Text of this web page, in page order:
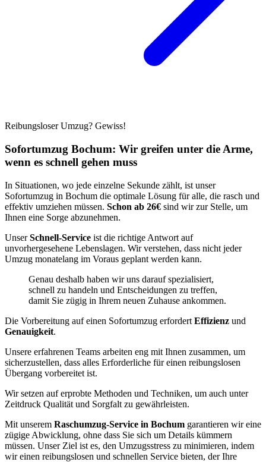
Reibungsloser Umzug? Gewiss!
Sofortumzug Bochum: Wir greifen unter die Arme,
wenn es schnell gehen muss
In Situationen, wo jede einzelne Sekunde zählt, ist unser
Sofortumzug in Bochum die optimale Lösung für alle, die rasch und
effektiv umziehen müssen. Schon ab 26€ sind wir zur Stelle, um
Ihnen eine Sorge abzunehmen.
UnserSchnell-Service ist die richtige Antwort auf
unvorhergesehene Lebenslagen. Wir verstehen, dass nicht jeder
Umzug monatelang im Voraus geplant werden kann.
Genau deshalb haben wir uns darauf spezialisiert,
schnell zu handeln und Entscheidungen zu treffen,
damit Sie zügig in Ihrem neuen Zuhause ankommen.
Die Vorbereitung auf einen Sofortumzug erfordert Effizienz und
Genauigkeit.
Unsere erfahrenen Teams arbeiten eng mit Ihnen zusammen, um
sicherzustellen, dass alles Erforderliche für einen reibungslosen
Übergang vorbereitet ist.
Wir setzen auf erprobte Methoden und Techniken, um auch unter
Zeitdruck Qualität und Sorgfalt zu gewährleisten.
Mit unserem Raschumzug-Service in Bochum garantieren wir eine
zügige Abwicklung, ohne dass Sie sich um Details kümmern
müssen. Unser Ziel ist es, den Umzugsstress zu minimieren, indem
wir einen reibungslosen und schnellen Service bieten, der Ihre